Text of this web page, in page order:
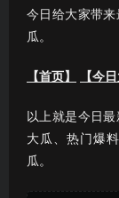
今日给大家带
瓜。
【首页】 【今
以上就是今日
大瓜、热门爆
瓜。